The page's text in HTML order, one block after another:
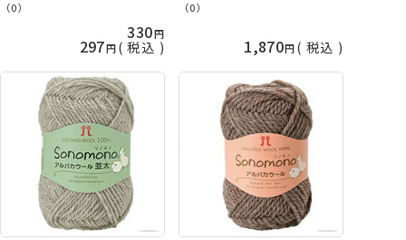
（0）
330
297 税込
（0）
1,870 税込